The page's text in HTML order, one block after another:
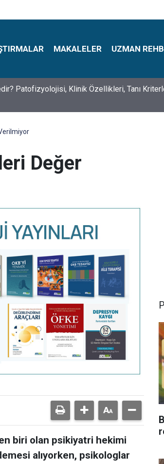
MAKALELER UZMAN
Nasıl Ortaya Çıktı? 10 Mayıs Tarihinin
Değer
biri olan psikiyatri hekimi
alıyorken, psikologlar